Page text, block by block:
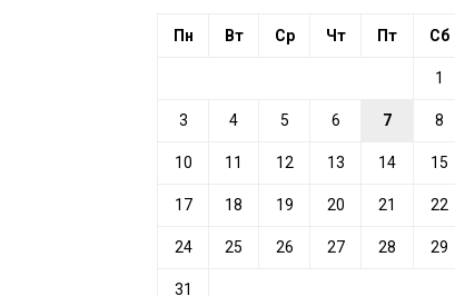
Пн Вт Ср Чт Пт Сб
1
3 4 5 6 7 8
10 11 12 13 14 15
17 18 19 20 21 22
24 25 26 27 28 29
31